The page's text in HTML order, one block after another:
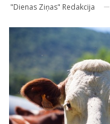
"Dienas Ziņas" Redakcija